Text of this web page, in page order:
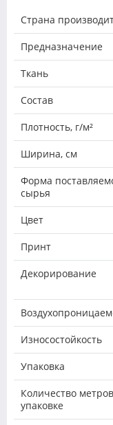
Страна
Предназначение
Ткань
Состав
Плотность, г/м²
Ширина, см
Форма
сырья
Цвет
Принт
Декорирование
Износостойкость
Упаковка
Количество
упаковке